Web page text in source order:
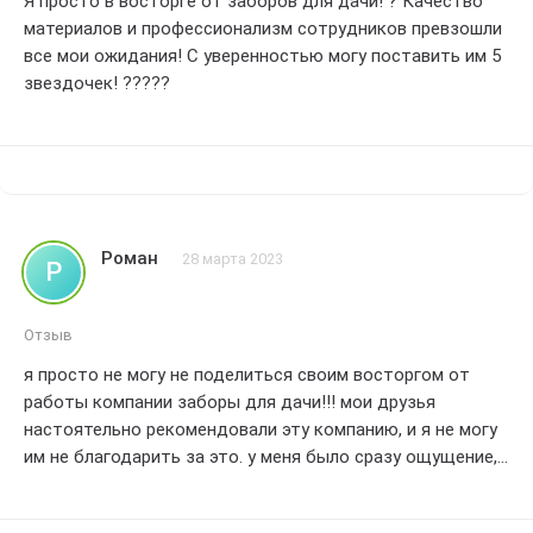
конструкцию, но и настоящее произведение искусства!
Наша семья остается безгранично благодарной
компании Заборы для дачи за их высокий уровень
материалов и профессионализм сотрудников превзошли
все мои ожидания! С уверенностью могу поставить им 5
звездочек! ?????
Р Роман 28 марта 2023
Отзыв
я просто не могу не поделиться своим восторгом от
работы компании заборы для дачи!!! мои друзья
настоятельно рекомендовали эту компанию, и я не могу
им не благодарить за это. у меня было сразу ощущение,